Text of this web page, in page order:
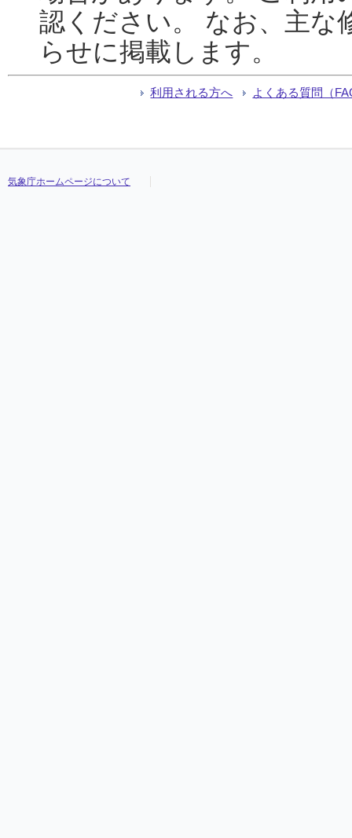
認ください。 なお、主な
らせに掲載します。
利用される方へ よくある質問（
気象庁ホームページについて